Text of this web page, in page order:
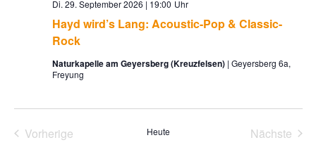
Hayd wird’s Lang: Acoustic-Pop & Classic-
Rock
Di. 29. September 2026 | 19:00
Naturkapelle am Geyersberg (Kreuzfelsen) Geyersberg 6a,
Freyung
Vorherige
Heute
Nächste